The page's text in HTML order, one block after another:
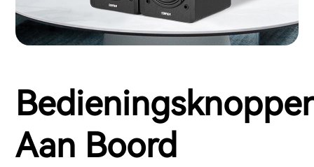
Aan Boord